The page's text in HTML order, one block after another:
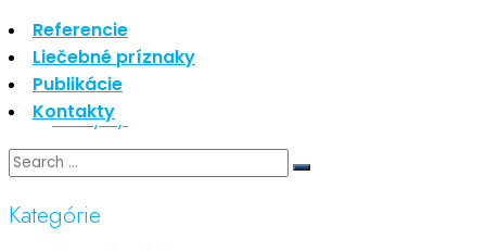
Referencie
Liečebné príznaky
Publikácie
Kontakty
Kategórie
Nezaradené
Skin Care
Zdravý štýl
Kategórie